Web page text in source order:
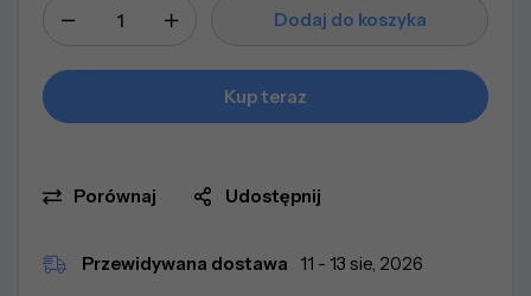
Dodaj do koszyka
Kup teraz
Porównaj Udostępnij
Przewidywana dostawa 11 - 13 sie, 2026